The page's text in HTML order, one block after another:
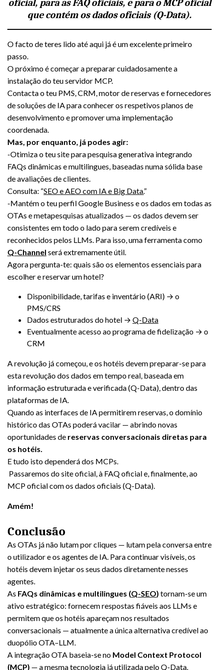
oficial, para as FAQ oficiais, e para o MCP oficial
que contém os dados oficiais (Q-Data).
O facto de teres lido até aqui já é um excelente primeiro
passo.
O próximo é começar a preparar cuidadosamente a
instalação do teu servidor MCP.
Contacta o teu PMS, CRM, motor de reservas e fornecedores
de soluções de IA para conhecer os respetivos planos de
desenvolvimento e promover uma implementação
coordenada.
Mas, por enquanto, já podes agir:
-Otimiza o teu site para pesquisa generativa integrando
FAQs dinâmicas e multilingues, baseadas numa sólida base
de avaliações de clientes.
Consulta: “SEO e AEO com IA e Big Data.”
-Mantém o teu perfil Google Business e os dados em todas as
OTAs e metapesquisas atualizados — os dados devem ser
consistentes em todo o lado para serem credíveis e
reconhecidos pelos LLMs. Para isso, uma ferramenta como
Q-Channel será extremamente útil.
Agora pergunta-te: quais são os elementos essenciais para
escolher e reservar um hotel?
Disponibilidade, tarifas e inventário (ARI) → o
PMS/CRS
Dados estruturados do hotel → Q-Data
Eventualmente acesso ao programa de fidelização → o
CRM
A revolução já começou, e os hotéis devem preparar-se para
esta revolução dos dados em tempo real, baseada em
informação estruturada e verificada (Q-Data), dentro das
plataformas de IA.
Quando as interfaces de IA permitirem reservas, o domínio
histórico das OTAs poderá vacilar — abrindo novas
oportunidades de reservas conversacionais diretas para
os hotéis.
E tudo isto dependerá dos MCPs.
Passaremos do site oficial, à FAQ oficial e, finalmente, ao
MCP oficial com os dados oficiais (Q-Data).
Amém!
Conclusão
As OTAs já não lutam por cliques — lutam pela conversa entre
o utilizador e os agentes de IA. Para continuar visíveis, os
hotéis devem injetar os seus dados diretamente nesses
agentes.
As FAQs dinâmicas e multilingues (Q-SEO) tornam-se um
ativo estratégico: fornecem respostas fiáveis aos LLMs e
permitem que os hotéis apareçam nos resultados
conversacionais — atualmente a única alternativa credível ao
duopólio OTA–LLM.
A integração OTA baseia-se no Model Context Protocol
(MCP) — a mesma tecnologia já utilizada pelo Q-Data.